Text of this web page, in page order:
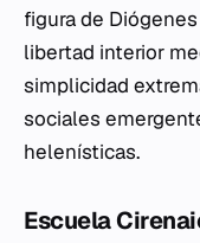
figura de
libertad interior
simplicidad
sociales
helenísticas.
Escuela